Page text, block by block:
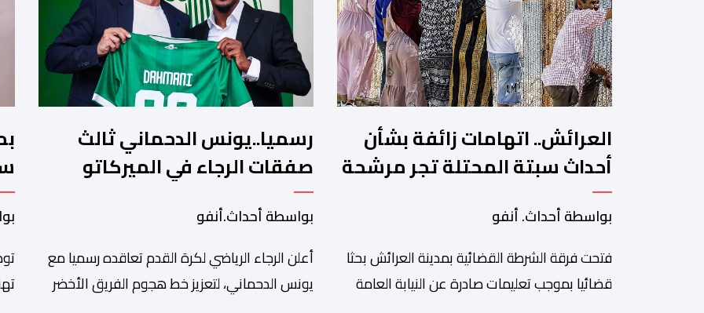
العرائش.. اتهامات زائفة بشأن
أحداث سبتة المحتلة تجر مرشحة
للهجرة غير النظامية إلى القضاء
بواسطة أحداث. أنفو
فتحت فرقة الشرطة القضائية بمدينة العرائش بحثا
قضائيا بموجب تعليمات صادرة عن النيابة العامة
رسميا..يونس الدحماني ثالث
صفقات الرجاء في الميركاتو
الصيفي
بواسطة أحداث.أنفو
أعلن الرجاء الرياضي لكرة القدم تعاقده رسميا مع
يونس الدحماني، لتعزيز خط هجوم الفريق الأخضر